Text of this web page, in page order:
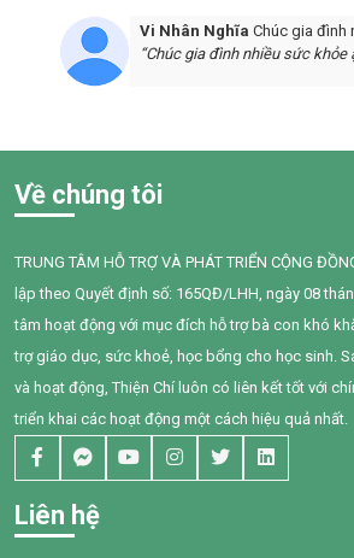
Vi Nhân Nghĩa Chúc gia đình
“Chúc gia đình nhiều sức khỏe
Về chúng tôi
TRUNG TÂM HỖ TRỢ VÀ PHÁT TRIỂN CỘNG
lập theo Quyết định số: 165QĐ/LHH, ngày 08
tâm hoạt động với mục đích hỗ trợ bà con khó
trợ giáo dục, sức khoẻ, học bổng cho học sinh.
và hoạt động, Thiện Chí luôn có liên kết tốt với
triển khai các hoạt động một cách hiệu quả nhất.
Liên hệ